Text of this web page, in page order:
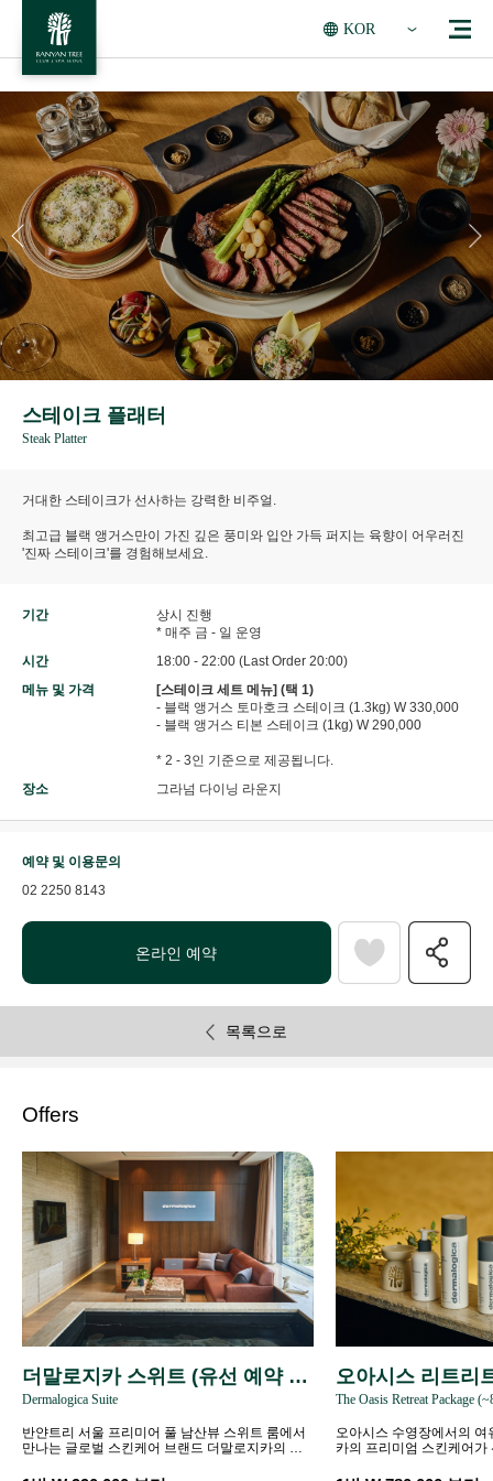
KOR
스테이크 플래터
Steak Platter
거대한 스테이크가 선사하는 강력한 비주얼.
최고급 블랙 앵거스만이 가진 깊은 풍미와 입안 가득 퍼지는 육향이 어우러진
'진짜 스테이크'를 경험해보세요.
기간
상시 진행
* 매주 금 - 일 운영
시간
18:00 - 22:00 (Last Order 20:00)
메뉴 및 가격
[스테이크 세트 메뉴] (택 1)
- 블랙 앵거스 토마호크 스테이크 (1.3kg) W 330,000
- 블랙 앵거스 티본 스테이크 (1kg) W 290,000
* 2 - 3인 기준으로 제공됩니다.
장소
그라넘 다이닝 라운지
예약 및 이용문의
02 2250 8143
온라인 예약
목록으로
Offers
더말로지카 스위트 (유선 예약 전
용)
Dermalogica Suite
반얀트리 서울 프리미어 풀 남산뷰 스위트 룸에서
만나는 글로벌 스킨케어 브랜드 더말로지카의 웰
오아시스 리트리
3)
The Oasis Retreat Package
오아시스 수영장에서의
카의 프리미엄 스킨케어가